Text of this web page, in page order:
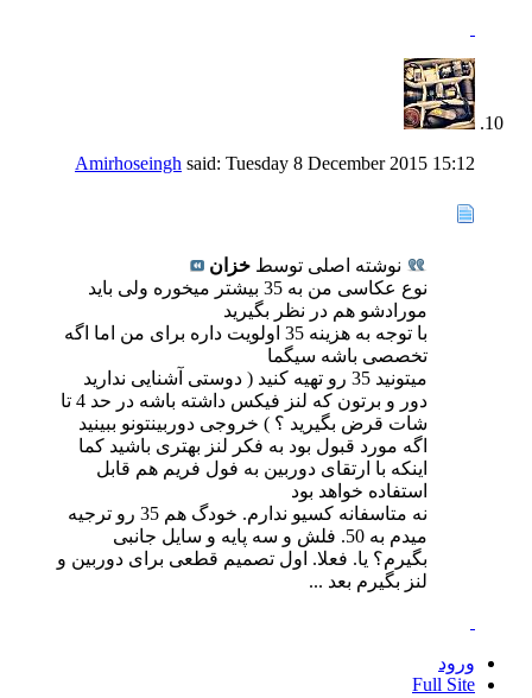
Amirhoseingh said: Tuesday 8 December 2015 15:12
نوشته اصلی توسط خزان
نوع عکاسی من به 35 بیشتر میخوره ولی باید
مورادشو هم در نظر بگیرید
با توجه به هزینه 35 اولویت داره برای من اما اگه
تخصصی باشه سیگما
میتونید 35 رو تهیه کنید ( دوستی آشنایی ندارید
دور و برتون که لنز فیکس داشته باشه در حد 4 تا
شات قرض بگیرید ؟ ) خروجی دوربینتونو ببینید
اگه مورد قبول بود به فکر لنز بهتری باشید کما
اینکه با ارتقای دوربین به فول فریم هم قابل
استفاده خواهد بود
نه متاسفانه کسیو ندارم. خودگ هم 35 رو ترجیه
میدم به 50. فلش و سه پایه و سایل جانبی
بگیرم؟ یا. فعلا. اول تصمیم قطعی برای دوربین و
لنز بگیرم بعد ...
ورود
Full Site